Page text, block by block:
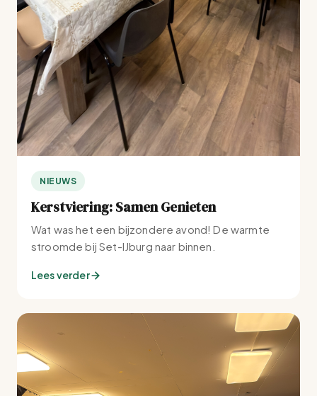
NIEUWS
Kerstviering: Samen Genieten
Wat was het een bijzondere avond! De warmte
stroomde bij Set-IJburg naar binnen.
Lees verder